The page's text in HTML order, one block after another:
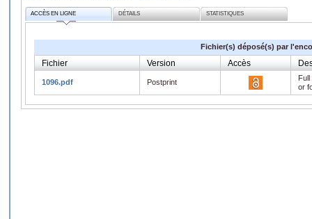
ACCÈS EN LIGNE DÉTAILS STATISTIQUES
Fichier(s) déposé(s) par
Fichier Version Accès
1096.pdf Postprint
or